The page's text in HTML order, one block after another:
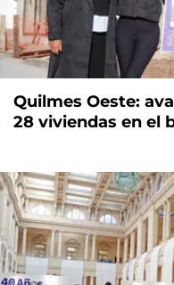
Quilmes Oeste:
28 viviendas en el